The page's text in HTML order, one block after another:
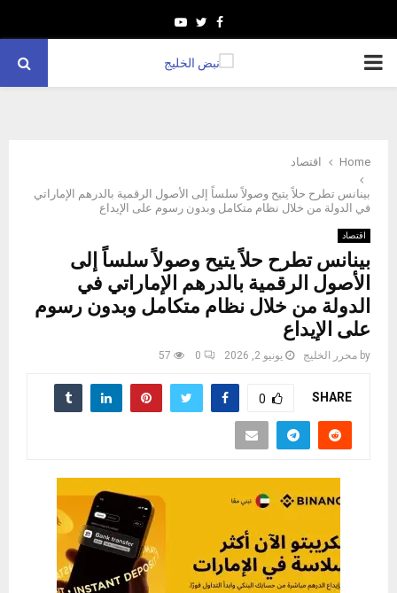
Facebook
Twitter
Youtube
PRIMARY
Home اقتصاد
بينانس تطرح حلاً يتيح وصولاً سلساً إلى الأصول الرقمية بالدرهم الإماراتي
في الدولة من خلال نظام متكامل وبدون رسوم على الإيداع
اقتصاد
بينانس تطرح حلاً يتيح وصولاً سلساً إلى
الأصول الرقمية بالدرهم الإماراتي في
الدولة من خلال نظام متكامل وبدون رسوم
على الإيداع
by محرر الخليج يونيو 2, 2026 0
57
SHARE
0